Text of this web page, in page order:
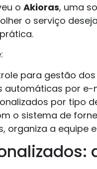
o Akioras, uma
o serviço
para gestão
automáticas por e-
por tipo
o sistema de
organiza a equipe